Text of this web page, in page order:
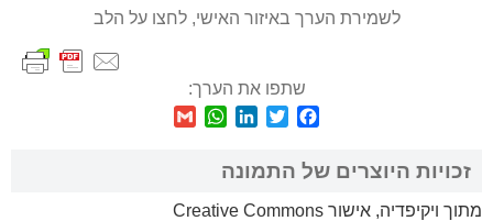
לשמירת הערך באיזור האישי, לחצו על הלב
שתפו את הערך:
Facebook
Twitter
LinkedIn
WhatsApp
זכויות היוצרים של התמונה
מתוך ויקיפדיה, אישור Creative Commons